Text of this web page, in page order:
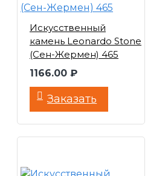
Искусственный
камень Leonardo Stone
(Сен-Жермен) 465
1166.00 ₽
Заказать